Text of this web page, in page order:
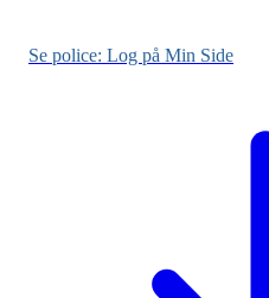
Se police: Log på Min Side